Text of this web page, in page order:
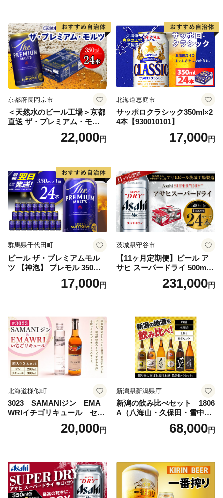
口 送料無料 カメイ 本宮市
【07214-0206】
京都府長岡京市
＜天然水のビール工場＞京都
直送 ザ・プレミアム・モル
ツ 350ml×24本 プレモル [149
22,000円
北海道恵庭市
サッポロクラシック350ml×2
4本【930010101】
17,000円
群馬県千代田町
ビール ザ・プレミアムモル
ツ 【神泡】 プレモル 350ml
× 24本 サントリー〈天然水の
ビール工場〉群馬※沖縄・離
17,000円
茨城県守谷市
【11ヶ月定期便】ビール ア
サヒ スーパードライ 500ml 2
4本 1ケース×11ヶ月 | アサヒ
ビール 究極の辛口 酒 お酒 ア
uper dry 11回 缶ビール 缶 ギ
フト 内祝い 茨城県守谷市 送
料無料
231,000円
北海道様似町
3023 SAMANIジン EMA
WRIイチゴリキュール セッ
ト（箱入り）【大人の味 酒
お酒 洋酒 スピリッツ クラフ
セット 詰め合わせ カクテル
ソーダ割り アルコール ロッ
ク ソーダ ジントニック 】
20,000円
新潟県新潟県庁
新潟の飲み比べセット 1806
A（八海山・久保田・雪中
梅・越乃寒梅・かたふね・千
68,000円